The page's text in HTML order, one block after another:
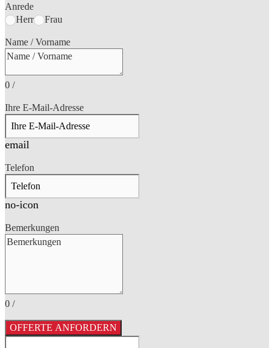
Anrede
Herr
Frau
Name / Vorname
0 /
Ihre E-Mail-Adresse
email
Telefon
no-icon
Bemerkungen
0 /
OFFERTE ANFORDERN